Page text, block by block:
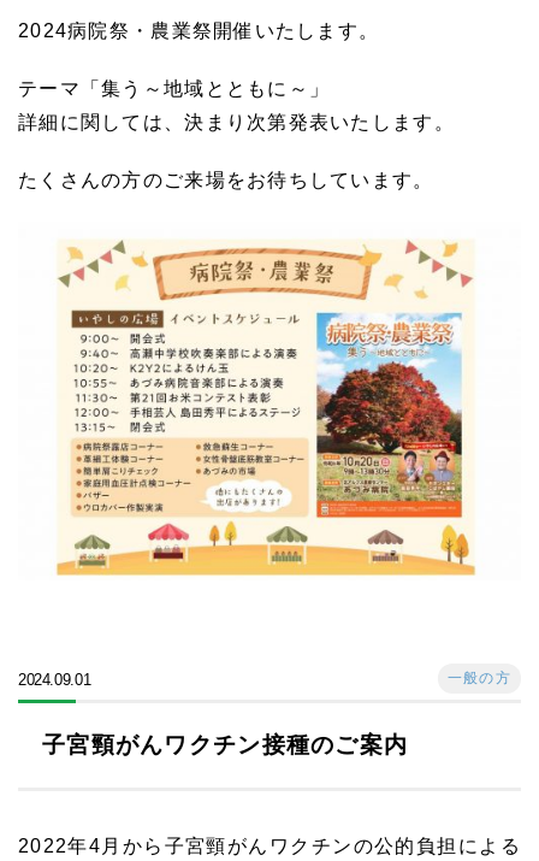
2024病院祭・農業祭開催いたします。
テーマ「集う～地域とともに～」
詳細に関しては、決まり次第発表いたします。
たくさんの方のご来場をお待ちしています。
2024.09.01 一般の方
子宮頸がんワクチン接種のご案内
2022年4月から子宮頸がんワクチンの公的負担による